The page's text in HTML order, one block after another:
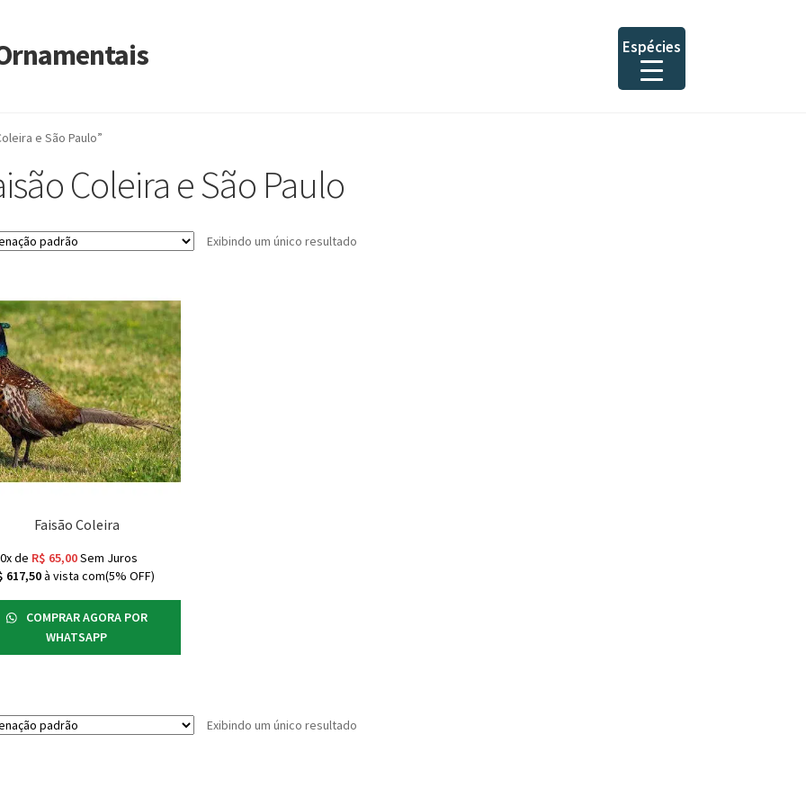
Espécies
e São Paulo”
Coleira e São Paulo
Exibindo um único resultado
Faisão Coleira
de R$ 65,00Sem Juros
617,50à vista com(5% OFF)
COMPRAR AGORA POR
WHATSAPP
Exibindo um único resultado